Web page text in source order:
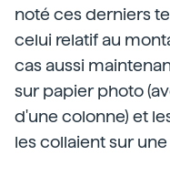
noté ces derniers
celui relatif au
cas aussi
sur papier photo
d'une colonne) et
les collaient sur